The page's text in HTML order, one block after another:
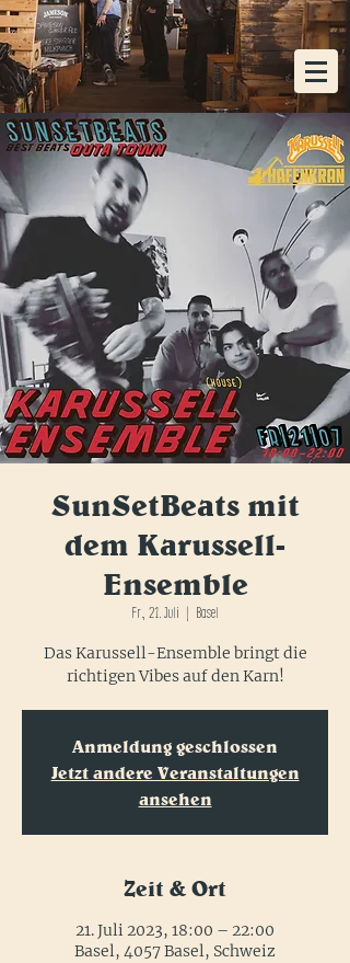
KOSTENLOSE HEIMLIEFERUNG AB EINER
BESTELLUNG VON 48x FLASCHEN
SunSetBeats mit
dem Karussell-
Ensemble
Fr., 21. Juli Basel
Das Karussell-Ensemble bringt die
richtigen Vibes auf den Karn!
Anmeldung geschlossen
Jetzt andere Veranstaltungen
ansehen
Zeit & Ort
21. Juli 2023, 18:00 – 22:00
Basel, 4057 Basel, Schweiz